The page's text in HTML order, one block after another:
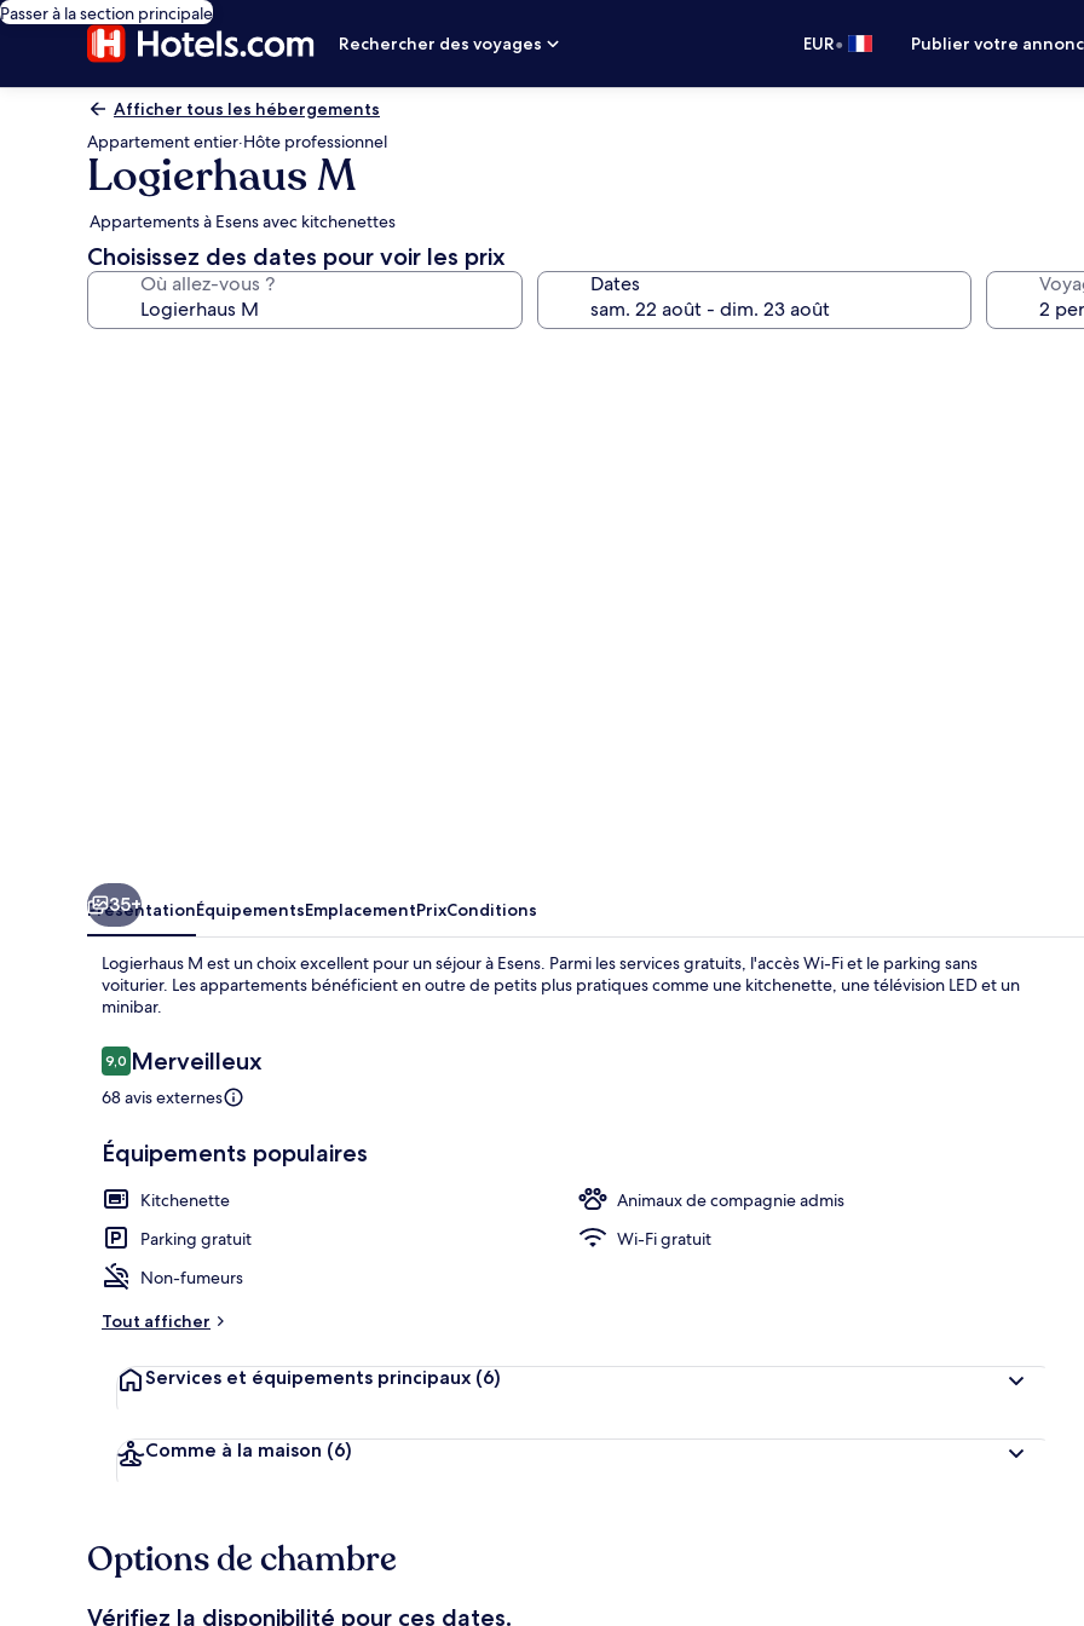
Passer à la section principale
Rechercher des voyages
EUR• Publier votre
Afficher tous les hébergements
Appartement entier·Hôte professionnel
Logierhaus M
Appartements à Esens avec kitchenettes
Choisissez des dates pour voir les prix
Où allez-vous ? Dates
35+
PrésentationÉquipementsEmplacementPrixConditions
Logierhaus M est un choix excellent pour un séjour à Esens. Parmi les services gratuits, l'accès Wi-Fi et le parking sans
voiturier. Les appartements bénéficient en outre de petits plus pratiques comme une kitchenette, une télévision LED et un
minibar.
Avis
voyageurs
9,09,0 sur 10
Merveilleux
68 avis externes
Équipements populaires
Kitchenette
Animaux de compagnie admis
Parking gratuit
Wi-Fi gratuit
Non-fumeurs
Tout afficher
Services et équipements principaux (6)
Comme à la maison (6)
Options de chambre
Vérifiez la disponibilité pour ces dates.